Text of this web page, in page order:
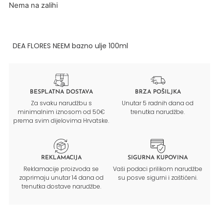
Nema na zalihi
DEA FLORES NEEM bazno ulje 100ml
BESPLATNA DOSTAVA
Za svaku narudžbu s
minimalnim iznosom od 50€
prema svim dijelovima Hrvatske.
BRZA POŠILJKA
Unutar 5 radnih dana od
trenutka narudžbe.
REKLAMACIJA
Reklamacije proizvoda se
zaprimaju unutar 14 dana od
trenutka dostave narudžbe.
SIGURNA KUPOVINA
Vaši podaci prilikom narudžbe
su posve sigurni i zaštićeni.